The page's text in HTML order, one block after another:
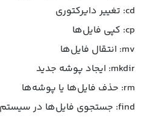
cd: تغییر دایرکتوری
cp: کپی فایل‌ها
mv: انتقال فایل‌ها
mkdir: ایجاد پوشه جدید
rm: حذف فایل‌ها یا پوشه‌ها
find: جستجوی فایل‌ها در سیستم